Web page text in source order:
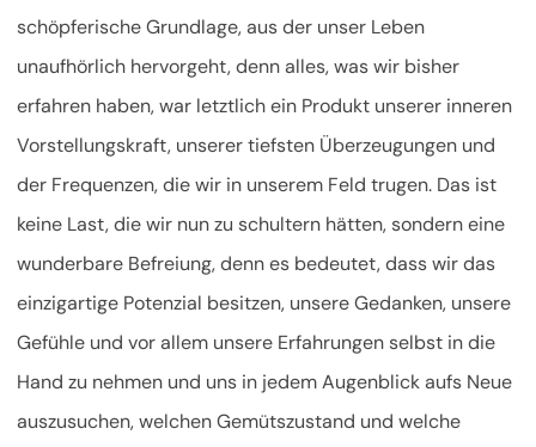
schöpferische Grundlage, aus der unser Leben
unaufhörlich hervorgeht, denn alles, was wir bisher
erfahren haben, war letztlich ein Produkt unserer inneren
Vorstellungskraft, unserer tiefsten Überzeugungen und
der Frequenzen, die wir in unserem Feld trugen. Das ist
keine Last, die wir nun zu schultern hätten, sondern eine
wunderbare Befreiung, denn es bedeutet, dass wir das
einzigartige Potenzial besitzen, unsere Gedanken, unsere
Gefühle und vor allem unsere Erfahrungen selbst in die
Hand zu nehmen und uns in jedem Augenblick aufs Neue
auszusuchen, welchen Gemütszustand und welche